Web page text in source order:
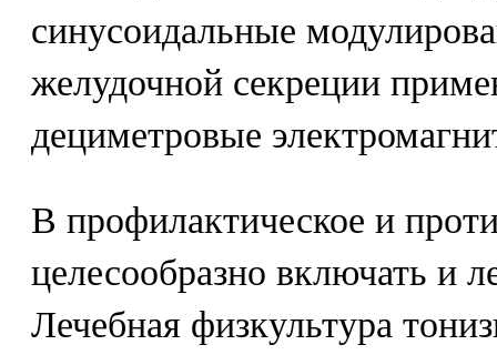
синусоидальные
желудочной секреции
дециметровые
В профилактическое и
целесообразно включать и
Лечебная физкультура